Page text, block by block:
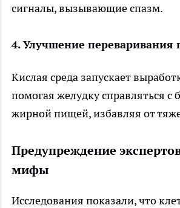
сигналы, вызывающие спазм.
4. Улучшение
Кислая среда запускает
помогая желудку справляться с
жирной пищей, избавляя от
Предупреждение
мифы
Исследования показали, что